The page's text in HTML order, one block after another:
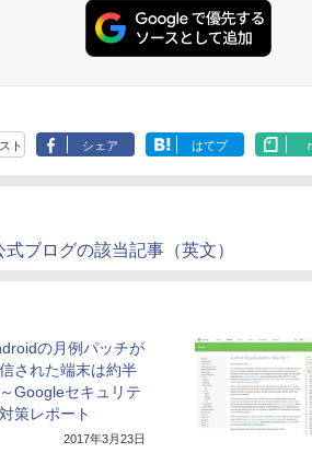
ト シェア はてブ
ブログの該当記事（英文）
の月例パッチが
された端末は約半
Googleセキュリテ
策レポート
2017年3月23日